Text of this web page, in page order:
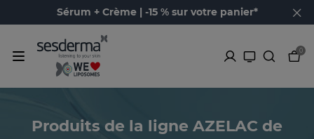
Sérum + Crème | -15 % sur votre panier*
0
Produits de la ligne AZELAC de